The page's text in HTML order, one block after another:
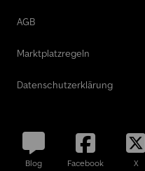
AGB
Marktplatzregeln
Datenschutzerklärung
Blog Facebook X